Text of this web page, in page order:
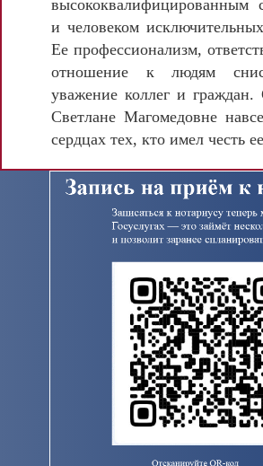
высококвалифицированным
и человеком
Ее профессионализм,
отношение к людям
уважение коллег и граждан.
Светлане Магомедовне
сердцах тех, кто имел честь ее